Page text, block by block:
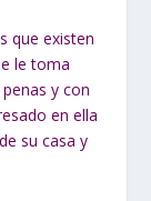
que existen
le toma
y con
en ella
su casa y